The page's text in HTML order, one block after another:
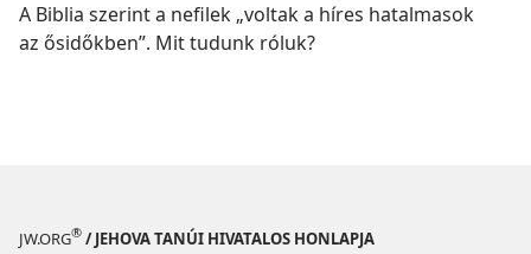
A Biblia szerint a nefilek „voltak a híres hatalmasok
az ősidőkben”. Mit tudunk róluk?
JW.ORG® / JEHOVA TANÚI HIVATALOS HONLAPJA